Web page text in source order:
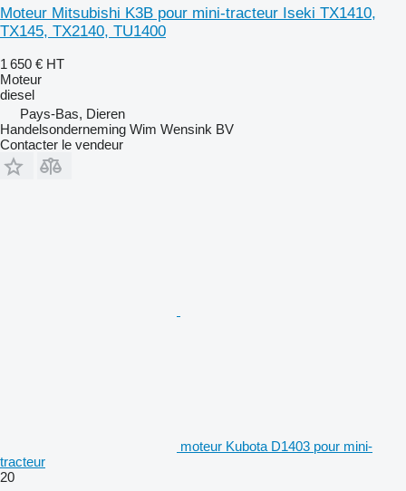
Moteur Mitsubishi K3B pour mini-tracteur Iseki TX1410,
TX145, TX2140, TU1400
1 650 € HT
Moteur
diesel
Pays-Bas, Dieren
Handelsonderneming Wim Wensink BV
Contacter le vendeur
moteur Kubota D1403 pour mini-
tracteur
20